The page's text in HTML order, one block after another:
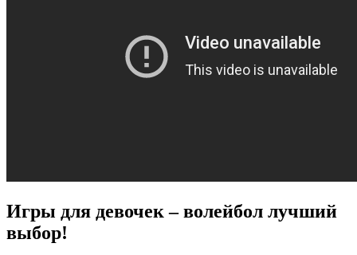
Игры для девочек – волейбол лучший
выбор!